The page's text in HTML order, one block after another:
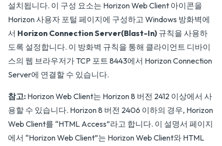
설치됩니다. 이 구성 요소는 Horizon Web Client 아이콘을
Horizon 사용자 포털 페이지에 구성하고 Windows 방화벽에
서 Horizon Connection Server(Blast-In) 규칙을 사용하
도록 설정합니다. 이 방화벽 규칙을 통해 클라이언트 디바이
스의 웹 브라우저가 TCP 포트 8443에서 Horizon Connection
Server에 연결할 수 있습니다.
참고: Horizon Web Client는 Horizon 8 버전 2412 이상에서 사
용할 수 있습니다. Horizon 8 버전 2406 이하의 경우, Horizon
Web Client를 “HTML Access”라고 합니다. 이 설명서 페이지
에서 “Horizon Web Client”는 Horizon Web Client와 HTML